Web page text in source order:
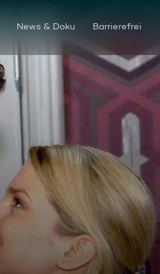
News & Doku Barrierefrei